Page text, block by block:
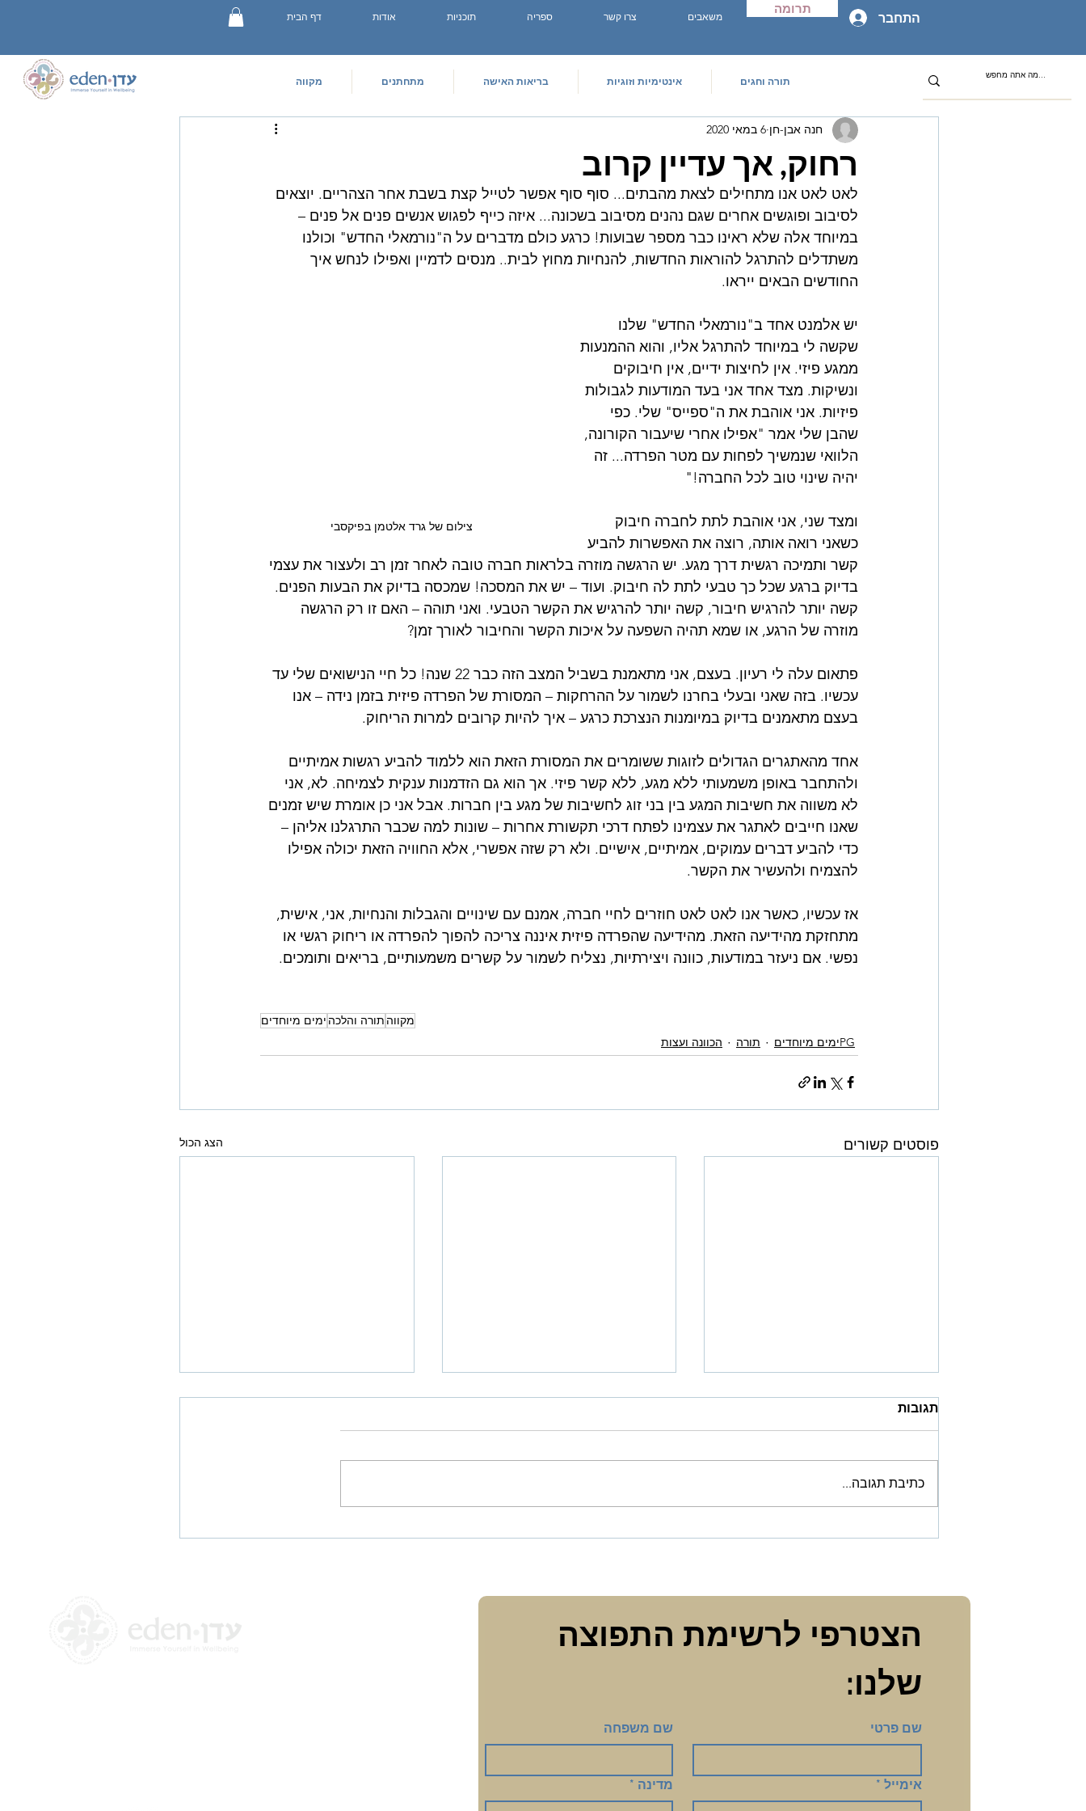
דף הבית אודות תוכניות ספריה צרו קשר משאבים
תרומה
התחבר
מקווה מתחתנים בריאות האישה אינטימיות וזוגיות תורה וחגים
רחוק, אך עדיין קרוב
חנה אבן-חן 6 במאי 2020
לאט לאט אנו מתחילים לצאת מהבתים... סוף סוף אפשר לטייל קצת בשבת אחר הצהריים. יוצאים
לסיבוב ופוגשים אחרים שגם נהנים מסיבוב בשכונה... איזה כייף לפגוש אנשים פנים אל פנים –
במיוחד אלה שלא ראינו כבר מספר שבועות! כרגע כולם מדברים על ה"נורמאלי החדש" וכולנו
משתדלים להתרגל להוראות החדשות, להנחיות מחוץ לבית.. מנסים לדמיין ואפילו לנחש איך
החודשים הבאים ייראו.
צילום של גרד אלטמן בפיקסבי
יש אלמנט אחד ב"נורמאלי החדש" שלנו
שקשה לי במיוחד להתרגל אליו, והוא ההמנעות
ממגע פיזי. אין לחיצות ידיים, אין חיבוקים
ונשיקות. מצד אחד אני בעד המודעות לגבולות
פיזיות. אני אוהבת את ה"ספייס" שלי. כפי
שהבן שלי אמר "אפילו אחרי שיעבור הקורונה,
הלוואי שנמשיך לפחות עם מטר הפרדה... זה
יהיה שינוי טוב לכל החברה!"
ומצד שני, אני אוהבת לתת לחברה חיבוק
כשאני רואה אותה, רוצה את האפשרות להביע
קשר ותמיכה רגשית דרך מגע. יש הרגשה מוזרה בלראות חברה טובה לאחר זמן רב ולעצור את עצמי
בדיוק ברגע שכל כך טבעי לתת לה חיבוק. ועוד – יש את המסכה! שמכסה בדיוק את הבעות הפנים.
קשה יותר להרגיש חיבור, קשה יותר להרגיש את הקשר הטבעי. ואני תוהה – האם זו רק הרגשה
מוזרה של הרגע, או שמא תהיה השפעה על איכות הקשר והחיבור לאורך זמן?
פתאום עלה לי רעיון. בעצם, אני מתאמנת בשביל המצב הזה כבר 22 שנה! כל חיי הנישואים שלי עד
עכשיו. בזה שאני ובעלי בחרנו לשמור על ההרחקות – המסורת של הפרדה פיזית בזמן נידה – אנו
בעצם מתאמנים בדיוק במיומנות הנצרכת כרגע – איך להיות קרובים למרות הריחוק.
אחד מהאתגרים הגדולים לזוגות ששומרים את המסורת הזאת הוא ללמוד להביע רגשות אמיתיים
ולהתחבר באופן משמעותי ללא מגע, ללא קשר פיזי. אך הוא גם הזדמנות ענקית לצמיחה. לא, אני
לא משווה את חשיבות המגע בין בני זוג לחשיבות של מגע בין חברות. אבל אני כן אומרת שיש זמנים
שאנו חייבים לאתגר את עצמינו לפתח דרכי תקשורת אחרות – שונות למה שכבר התרגלנו אליהן –
כדי להביע דברים עמוקים, אמיתיים, אישיים. ולא רק שזה אפשרי, אלא החוויה הזאת יכולה אפילו
להצמיח ולהעשיר את הקשר.
אז עכשיו, כאשר אנו לאט לאט חוזרים לחיי חברה, אמנם עם שינויים והגבלות והנחיות, אני, אישית,
מתחזקת מהידיעה הזאת. מהידיעה שהפרדה פיזית איננה צריכה להפוך להפרדה או ריחוק רגשי או
נפשי. אם ניעזר במודעות, כוונה ויצירתיות, נצליח לשמור על קשרים משמעותיים, בריאים ותומכים.
מקווה תורה והלכה ימים מיוחדים
PGימים מיוחדים
תורה הכוונה ועצות
פוסטים קשורים הצג הכול
תגובות
כתיבת תגובה...
שלנו:
שם פרטי שם משפחה
אימייל * מדינה *